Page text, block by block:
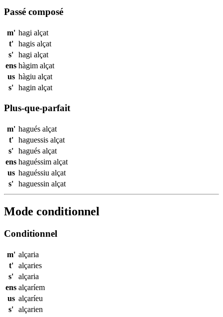
Passé composé
m' hagi alçat
t'
hagis alçat
s' hagi alçat
ens hàgim alçat
us hàgiu alçat
s' hagin alçat
Plus-que-parfait
m' hagués alçat
t'
haguessis alçat
s' hagués alçat
ens haguéssim alçat
us haguéssiu alçat
s' haguessin alçat
Mode conditionnel
Conditionnel
m' alçaria
t'
alçaries
s' alçaria
ens alçaríem
us alçaríeu
s' alçarien